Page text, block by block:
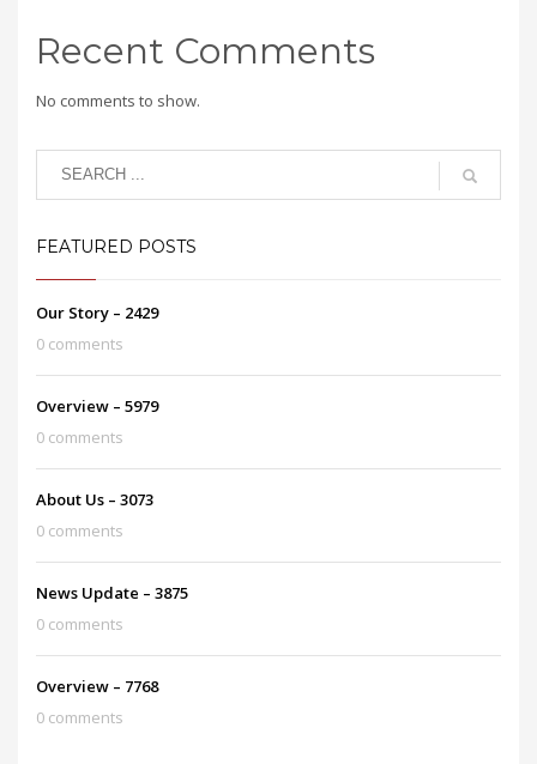
Recent Comments
No comments to show.
FEATURED POSTS
Our Story – 2429
0 comments
Overview – 5979
0 comments
About Us – 3073
0 comments
News Update – 3875
0 comments
Overview – 7768
0 comments